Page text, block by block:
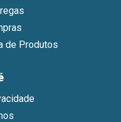
de Produtos